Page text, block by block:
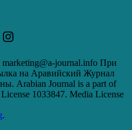
Instagram
journal.info При
на Аравийский Журнал
Arabian Journal is a part of
1033847. Media License
.